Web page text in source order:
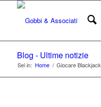
Blog - Ultime notizie
Sei in: Home / Giocare Blackjack